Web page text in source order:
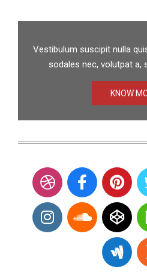
Vestibulum suscipit nulla
sodales nec, volutpat a,
KNOW